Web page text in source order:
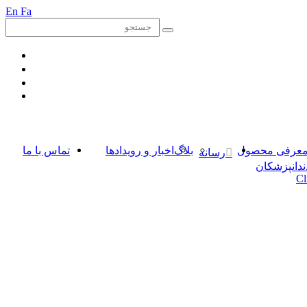
En Fa
معرفی محصول
رسانه بلاگ اخبار و رویدادها تماس با ما